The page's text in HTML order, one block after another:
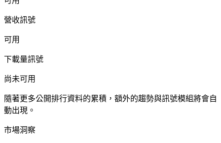
營收訊號
可用
下載量訊號
尚未可用
隨著更多公開排行資料的累積，額外的趨勢與訊號模組將會自
動出現。
市場洞察